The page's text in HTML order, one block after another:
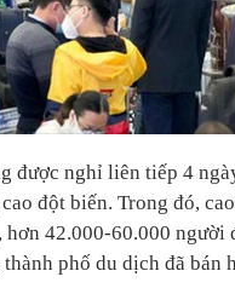
được nghỉ liên tiếp 4
đột biến. Trong đó,
42.000-60.000 người
phố du dịch đã bán